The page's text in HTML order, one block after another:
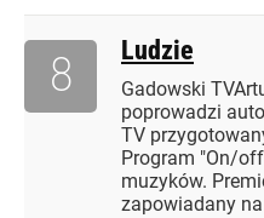
Ludzie
Gadowski
poprowadzi
TV
Program "On/
muzyków.
zapowiadany
8